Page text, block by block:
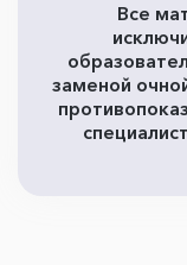
Все
заменой